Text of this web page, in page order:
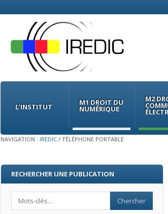
Menu
Skip
contentL’INSTITUT M1 DROIT DU
NUMÉRIQUE
M2
NAVIGATION : IREDIC / TÉLÉPHONE PORTABLE
RECHERCHER UNE PUBLICATION